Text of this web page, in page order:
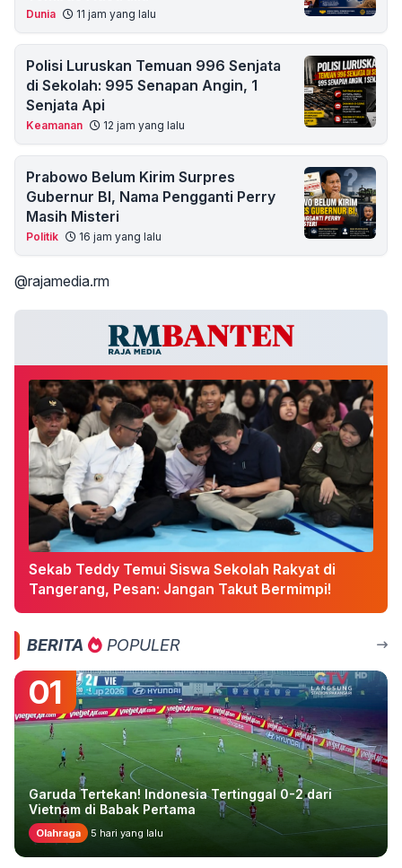
Dunia 11 jam yang lalu
Polisi Luruskan Temuan 996 Senjata
di Sekolah: 995 Senapan Angin, 1
Senjata Api
Keamanan 12 jam yang lalu
Prabowo Belum Kirim Surpres
Gubernur BI, Nama Pengganti Perry
Masih Misteri
Politik 16 jam yang lalu
@rajamedia.rm
Sekab Teddy Temui Siswa Sekolah Rakyat di
Tangerang, Pesan: Jangan Takut Bermimpi!
BERITA POPULER
01
Garuda Tertekan! Indonesia Tertinggal 0-2 dari
Vietnam di Babak Pertama
Olahraga 5 hari yang lalu